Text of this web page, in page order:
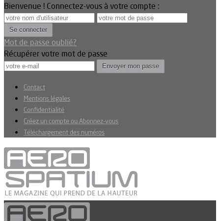
Bienvenue ! Connectez-vous à votre compte :
Mot de passe oublié?
Récupérer votre mot de passe
Contact
Mentions légales
Confidentialité
Créez un compte ou Abonnez-vous
Téléchargement des numéros